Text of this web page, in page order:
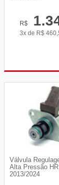
R$
3x de R$
Válvula
Alta Pressão
2013/2024